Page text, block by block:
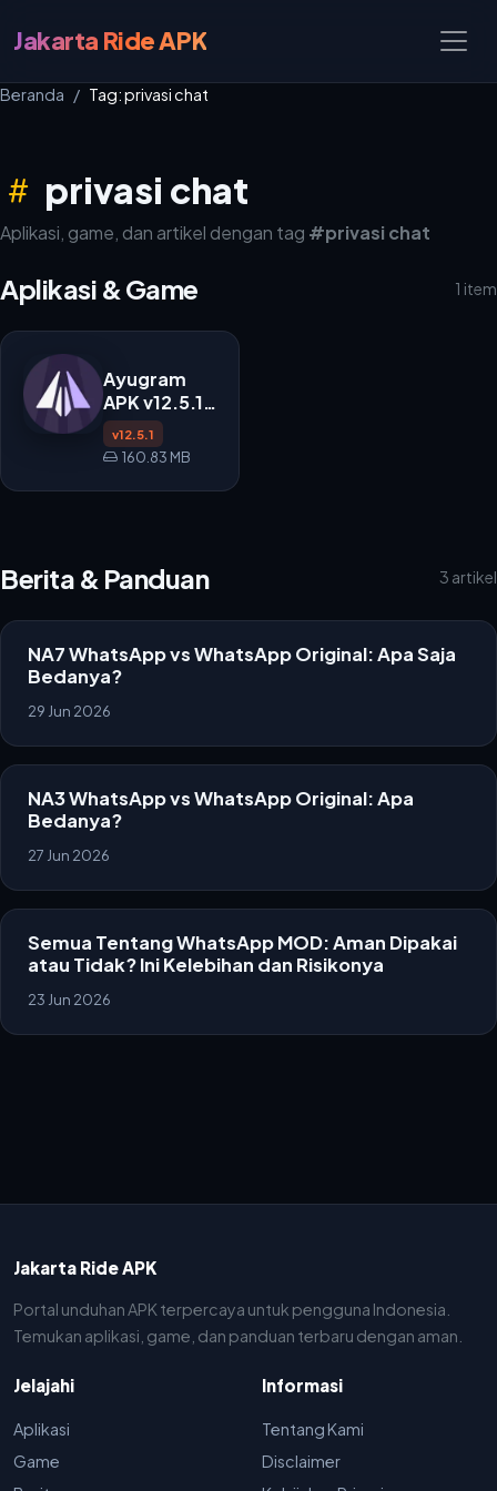
Jakarta Ride APK
Beranda Tag: privasi chat
privasi chat
Aplikasi, game, dan artikel dengan tag #privasi chat
Aplikasi & Game 1 item
Ayugram
APK v12.5.1
untuk
Android
v12.5.1
160.83 MB
Berita & Panduan 3 artikel
NA7 WhatsApp vs WhatsApp Original: Apa Saja
Bedanya?
29 Jun 2026
NA3 WhatsApp vs WhatsApp Original: Apa
Bedanya?
27 Jun 2026
Semua Tentang WhatsApp MOD: Aman Dipakai
atau Tidak? Ini Kelebihan dan Risikonya
23 Jun 2026
Jakarta Ride APK
Portal unduhan APK terpercaya untuk pengguna Indonesia.
Temukan aplikasi, game, dan panduan terbaru dengan aman.
Jelajahi
Aplikasi
Game
Informasi
Tentang Kami
Disclaimer